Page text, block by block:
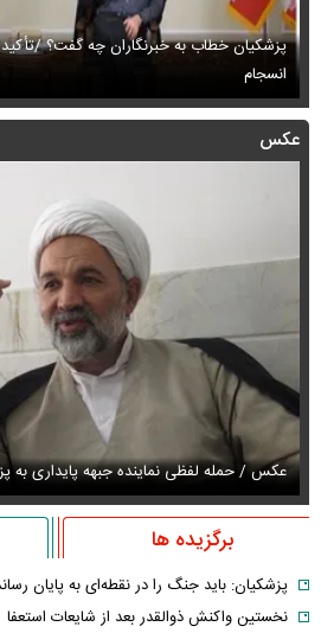
پزشکیان خطاب به خبرنگاران چه گفت؟ /
انسجام
عکس
عکس / حمله لفظی نماینده جبهه پایداری به
برگزیده ها
پزشکیان: باید جنگ را در نقطه‌ای به پایان
نخستین واکنش ذوالقدر بعد از شایعات استعفا